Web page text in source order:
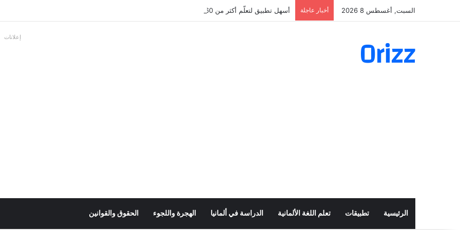
السبت, أغسطس 8 2026 أخبار عاجلة أسهل تطبيق لتعلّم أكثر من 160 ألف فعل بالألمانية
Orizz إعلانات
الرئيسية تطبيقات تعلم اللغة الألمانية الدراسة في ألمانيا الهجرة واللجوء الحقوق والقوانين